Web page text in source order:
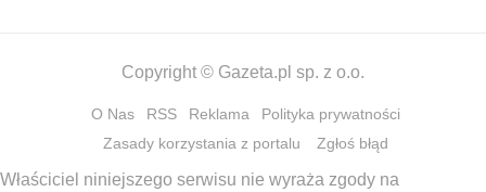
Copyright © Gazeta.pl sp. z o.o.
O Nas RSS Reklama
Polityka prywatności
Zasady korzystania z portalu
Zgłoś błąd
Właściciel niniejszego serwisu nie wyraża zgody na